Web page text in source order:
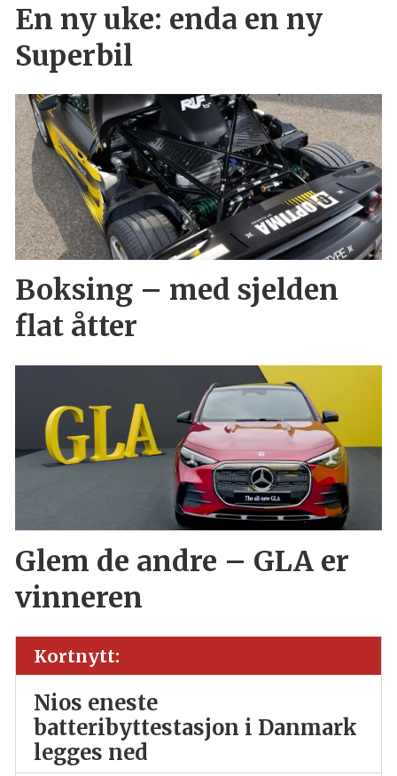
En ny uke: enda en ny
Superbil
Boksing – med sjelden
flat åtter
Glem de andre – GLA er
vinneren
Kortnytt:
Nios eneste
batteribyttestasjon i Danmark
legges ned